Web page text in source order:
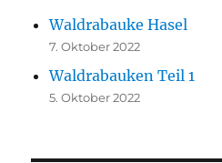
Waldrabauke Hasel
7. Oktober 2022
Waldrabauken Teil 1
5. Oktober 2022